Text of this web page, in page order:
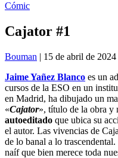
Cómic
Cajator #1
Bouman | 15 de abril de 2024
Jaime Yañez Blanco es un
cursos de la ESO en un
en Madrid, ha dibujado un
«Cajator», título de la obra y
autoeditado que ubica su
el autor. Las vivencias de
de lo banal a lo
naíf que bien merece toda